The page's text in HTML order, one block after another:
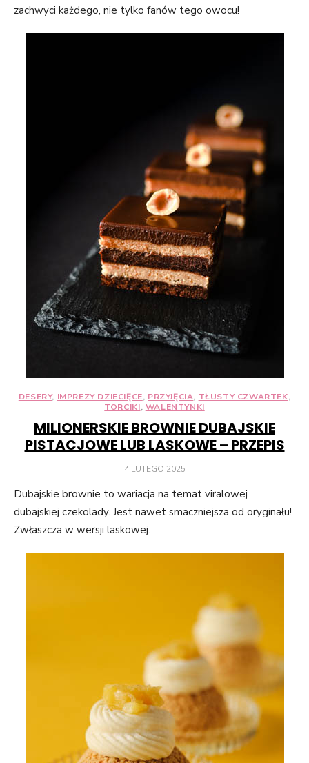
zachwyci każdego, nie tylko fanów tego owocu!
DESERY, IMPREZY DZIECIĘCE, PRZYJĘCIA, TŁUSTY CZWARTEK,
TORCIKI, WALENTYNKI
MILIONERSKIE BROWNIE DUBAJSKIE
PISTACJOWE LUB LASKOWE – PRZEPIS
POSTED
4 LUTEGO 2025
Dubajskie brownie to wariacja na temat viralowej
dubajskiej czekolady. Jest nawet smaczniejsza od oryginału!
Zwłaszcza w wersji laskowej.